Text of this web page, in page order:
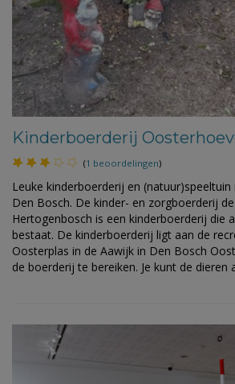
Kinderboerderij
(1 beoordelingen)
Leuke kinderboerderij en
Den Bosch. De kinder- en zorgboerderij de
Hertogenbosch is een kinderboerderij die
bestaat. De kinderboerderij ligt aan de
Oosterplas in de Aawijk in Den Bosch
de boerderij te bereiken. Je kunt de dieren